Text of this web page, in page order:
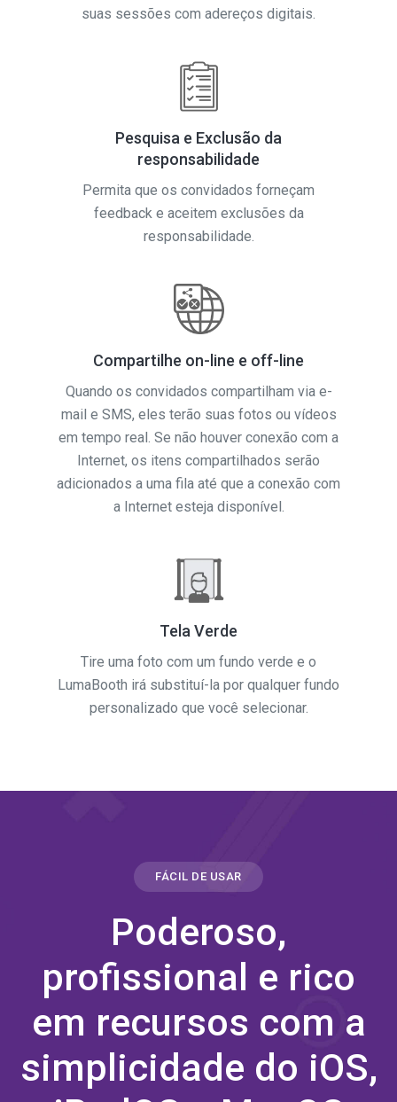
suas sessões com adereços digitais.
Pesquisa e Exclusão da
responsabilidade
Permita que os convidados forneçam
feedback e aceitem exclusões da
responsabilidade.
Compartilhe on-line e off-line
Quando os convidados compartilham via e-
mail e SMS, eles terão suas fotos ou vídeos
em tempo real. Se não houver conexão com a
Internet, os itens compartilhados serão
adicionados a uma fila até que a conexão com
a Internet esteja disponível.
Tela Verde
Tire uma foto com um fundo verde e o
LumaBooth irá substituí-la por qualquer fundo
personalizado que você selecionar.
FÁCIL DE USAR
Poderoso,
profissional e rico
em recursos com a
simplicidade do iOS,